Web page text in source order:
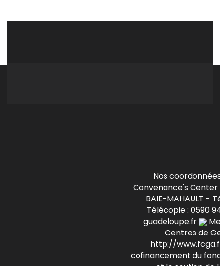
Nos coordonnées
Convenance's Center
BAIE-MAHAULT -
Télécopie : 0590
guadeloupe.fr
Centres de
http://
cofinancement du